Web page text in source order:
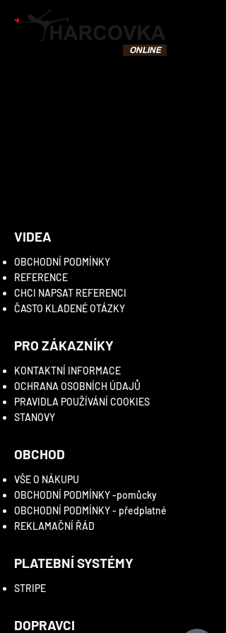
ONLINE
VIDEA
OBCHODNÍ PODMÍNKY
REFERENCE
CHCI NAPSAT REFERENCI
ČASTO KLADENÉOTÁZKY
PRO ZÁKAZNÍKY
KONTAKTNÍ INFORMACE
OCHRANA OSOBNÍCH ÚDAJŮ
PRAVIDLA POUŽÍVÁNÍ COOKIES
STANOVY
OBCHOD
VŠE O NÁKUPU
OBCHODNÍ PODMÍNKY -pomůcky
OBCHODNÍ PODMÍNKY - předplatné
REKLAMAČNÍ ŘÁD
PLATEBNÍ SYSTÉMY
STRIPE
DOPRAVCI